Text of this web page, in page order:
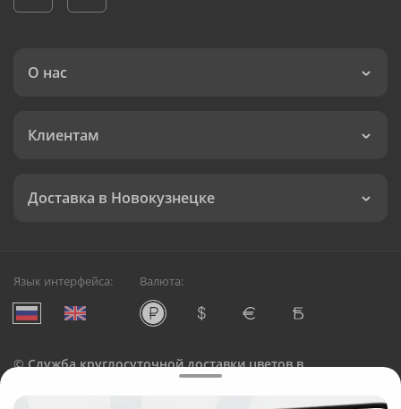
О нас
Клиентам
Доставка в Новокузнецке
Язык интерфейса: Валюта:
©Служба круглосуточной доставки цветов в
Русский Букет, 2026